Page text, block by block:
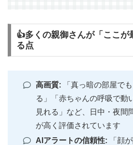
👍多くの親御さんが「ここが
る点
高画質: 「真っ暗の部屋で
る」「赤ちゃんの呼吸で動
見れる」など、日中・夜間
が高く評価されています
AIアラートの信頼性: 「顔